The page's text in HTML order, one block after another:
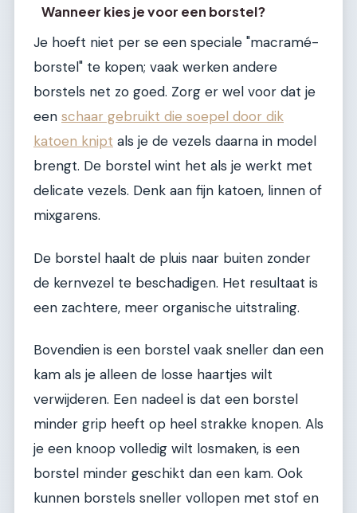
Wanneer kies je voor een borstel?
Je hoeft niet per se een speciale "macramé-
borstel" te kopen; vaak werken andere
borstels net zo goed. Zorg er wel voor dat je
een schaar gebruikt die soepel door dik
katoen knipt als je de vezels daarna in model
brengt. De borstel wint het als je werkt met
delicate vezels. Denk aan fijn katoen, linnen of
mixgarens.
De borstel haalt de pluis naar buiten zonder
de kernvezel te beschadigen. Het resultaat is
een zachtere, meer organische uitstraling.
Bovendien is een borstel vaak sneller dan een
kam als je alleen de losse haartjes wilt
verwijderen. Een nadeel is dat een borstel
minder grip heeft op heel strakke knopen. Als
je een knoop volledig wilt losmaken, is een
borstel minder geschikt dan een kam. Ook
kunnen borstels sneller vollopen met stof en